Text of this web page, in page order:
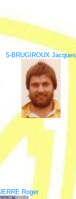
5-BRUGIROUX Jacques
Roger